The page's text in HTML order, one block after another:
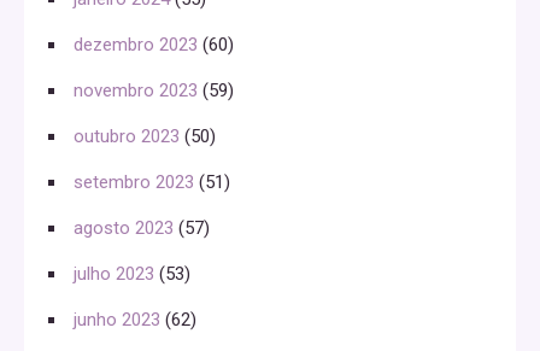
dezembro 2023 (60)
novembro 2023 (59)
outubro 2023 (50)
setembro 2023 (51)
agosto 2023 (57)
julho 2023 (53)
junho 2023 (62)